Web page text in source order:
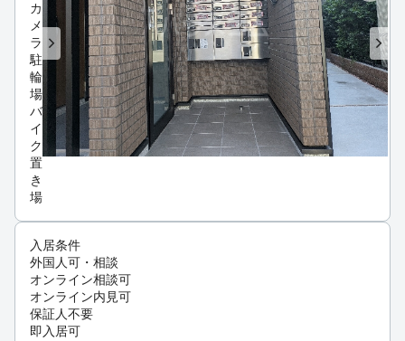
カ
メ
ラ
駐
輪
場
バ
イ
ク
置
き
場
入居条件
外国人可・相談
オンライン相談可
オンライン内見可
保証人不要
即入居可